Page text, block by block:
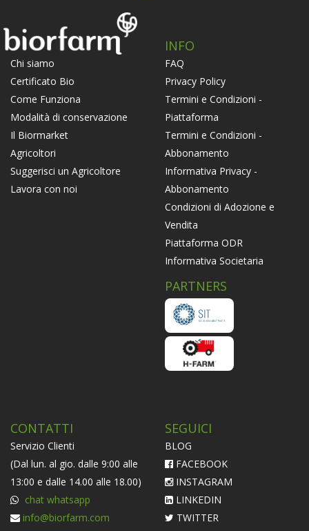
Chi siamo
Certificato Bio
Come Funziona
Modalità di conservazione
Il Biormarket
Agricoltori
Suggerisci un Agricoltore
Lavora con noi
INFO
FAQ
Privacy Policy
Termini e Condizioni -
Piattaforma
Termini e Condizioni -
Abbonamento
Informativa Privacy -
Abbonamento
Condizioni di Adozione e
Vendita
Piattaforma ODR
Informativa Societaria
PARTNERS
CONTATTI
Servizio Clienti
(Dal lun. al gio. dalle 9:00 alle
13:00 e dalle 14.00 alle 18.00)
chat whatsapp
info@biorfarm.com
SEGUICI
BLOG
FACEBOOK
INSTAGRAM
LINKEDIN
TWITTER